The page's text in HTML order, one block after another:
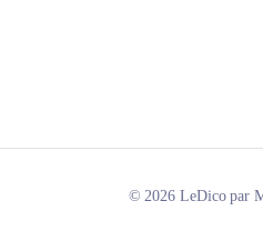
© 2026 LeDico par